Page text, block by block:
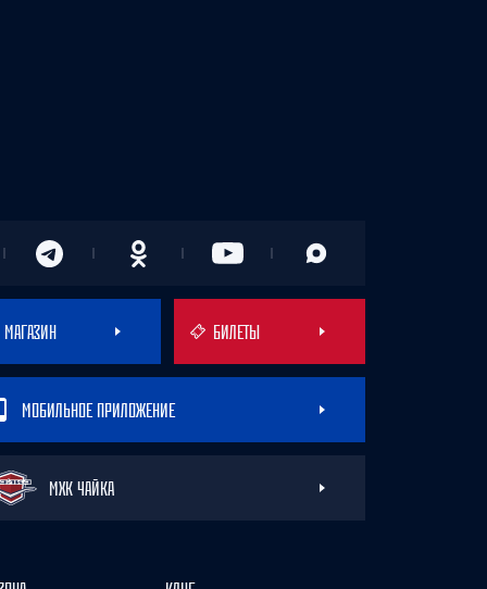
МАГАЗИН БИЛЕТЫ
МОБИЛЬНОЕ ПРИЛОЖЕНИЕ
МХК ЧАЙКА